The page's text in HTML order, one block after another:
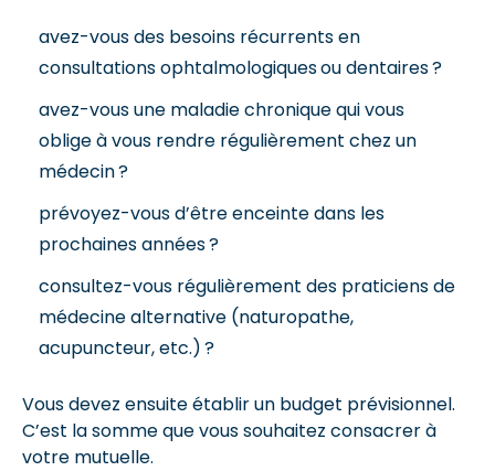
avez-vous des besoins récurrents en
consultations ophtalmologiques ou dentaires ?
avez-vous une maladie chronique qui vous
oblige à vous rendre régulièrement chez un
médecin ?
prévoyez-vous d’être enceinte dans les
prochaines années ?
consultez-vous régulièrement des praticiens de
médecine alternative (naturopathe,
acupuncteur, etc.) ?
Vous devez ensuite établir un budget prévisionnel.
C’est la somme que vous souhaitez consacrer à
votre mutuelle.